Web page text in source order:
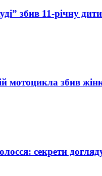
збив 11-річну
мотоцикла збив
секрети